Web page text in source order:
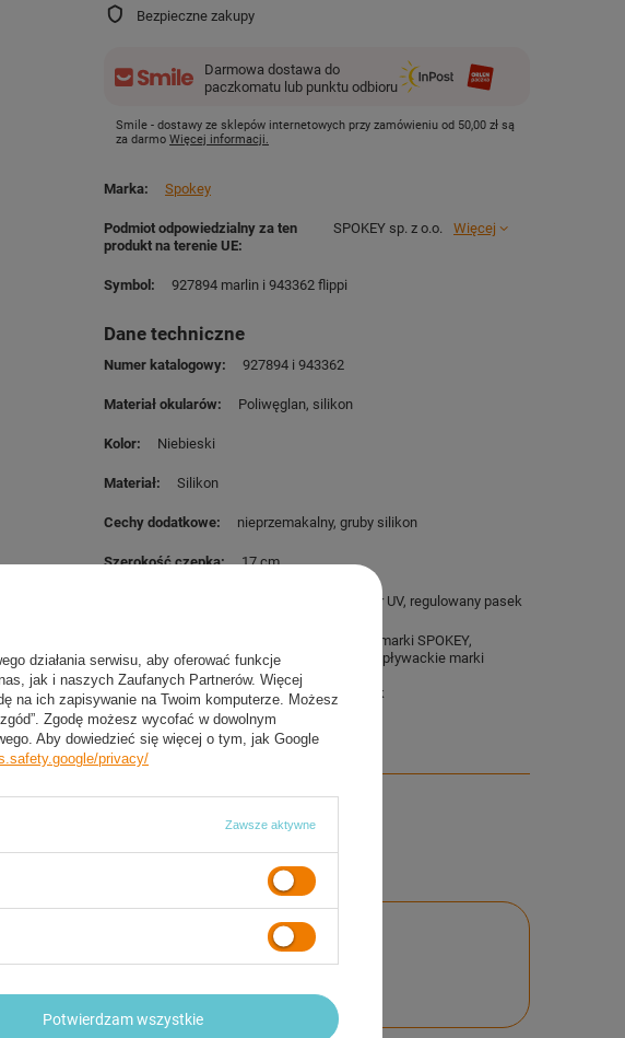
Bezpieczne zakupy
Darmowa dostawa do
paczkomatu lub punktu odbioru
Smile - dostawy ze sklepów internetowych przy zamówieniu od 50,00 zł są
za darmoWięcej informacji.
Marka Spokey
Podmiot odpowiedzialny za ten
produkt na terenie UE
SPOKEY sp. z o.o. Więcej
Symbol 927894 marlin i 943362 flippi
Dane techniczne
Numer katalogowy 927894 i 943362
Materiał okularów Poliwęglan silikon
Kolor Niebieski
Materiał Silikon
Cechy dodatkowe nieprzemakalny gruby silikon
Szerokość czepka 17 cm
filtr UV regulowany pasek
Nowy, oryginalny czepek marki SPOKEY
Nowe, oryginalne okulary pływackie marki
SPOKEY
nasz firmowy kalendarzyk
Zadaj pytanie
działania serwisu, aby oferować funkcje
jak i naszych Zaufanych Partnerów. Więcej
na ich zapisywanie na Twoim komputerze. Możesz
Zgodę możesz wycofać w dowolnym
Aby dowiedzieć się więcej o tym, jak Google
privacy/
Zawsze aktywne
Potwierdzam wszystkie